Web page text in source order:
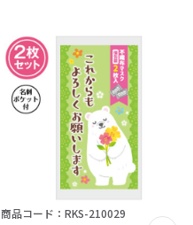
商品コード：RKS-210029